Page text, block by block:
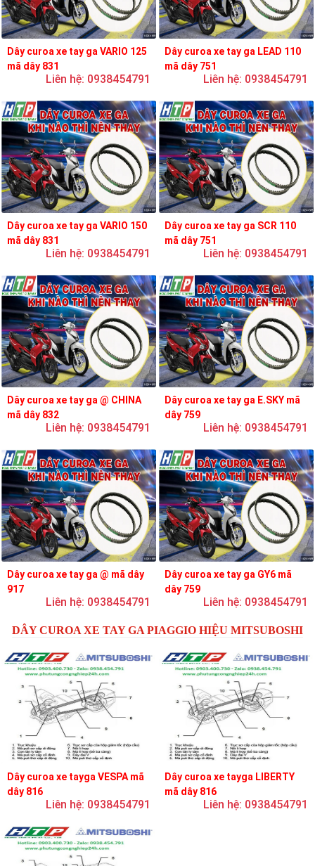
Dây curoa xe tay ga VARIO 125
mã dây 831
Liên hệ: 0938454791
Dây curoa xe tay ga LEAD 110
mã dây 751
Liên hệ: 0938454791
Dây curoa xe tay ga VARIO 150
mã dây 831
Liên hệ: 0938454791
Dây curoa xe tay ga SCR 110
mã dây 751
Liên hệ: 0938454791
Dây curoa xe tay ga @ CHINA
mã dây 832
Liên hệ: 0938454791
Dây curoa xe tay ga E.SKY mã
dây 759
Liên hệ: 0938454791
Dây curoa xe tay ga @ mã dây
917
Liên hệ: 0938454791
Dây curoa xe tay ga GY6 mã
dây 759
Liên hệ: 0938454791
DÂY CUROA XE TAY GA PIAGGIO HIỆU MITSUBOSHI
Dây curoa xe tayga VESPA mã
dây 816
Liên hệ: 0938454791
Dây curoa xe tayga LIBERTY
mã dây 816
Liên hệ: 0938454791